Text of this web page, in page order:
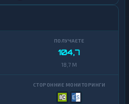
104,7
18,7 M